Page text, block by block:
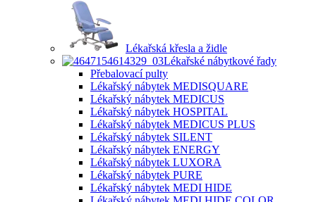
Lékařská křesla a židle
Lékařské nábytkové řady
Přebalovací pulty
Lékařský nábytek MEDISQUARE
Lékařský nábytek MEDICUS
Lékařský nábytek HOSPITAL
Lékařský nábytek MEDICUS PLUS
Lékařský nábytek SILENT
Lékařský nábytek ENERGY
Lékařský nábytek LUXORA
Lékařský nábytek PURE
Lékařský nábytek MEDI HIDE